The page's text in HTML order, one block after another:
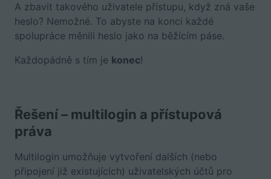
A zbavit takového uživatele přístupu, když zná vaše
heslo? Nemožné. To abyste na konci každé
spolupráce měnili heslo jako na běžícím páse.
Každopádně s tím je konec!
Řešení – multilogin a přístupová
práva
Multilogin umožňuje vytvoření dalších (nebo
připojení již existujících) uživatelských účtů pro